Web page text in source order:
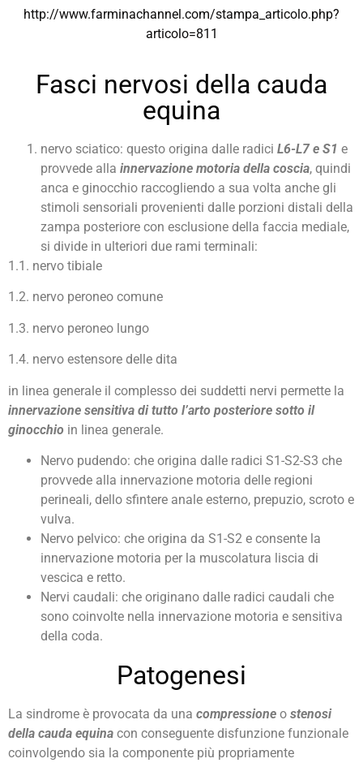
http://www.farminachannel.com/stampa_articolo.php?
articolo=811
Fasci nervosi della cauda
equina
nervo sciatico: questo origina dalle radici L6-L7 e S1 e
provvede alla innervazione motoria della coscia, quindi
anca e ginocchio raccogliendo a sua volta anche gli
stimoli sensoriali provenienti dalle porzioni distali della
zampa posteriore con esclusione della faccia mediale,
si divide in ulteriori due rami terminali:
1.1. nervo tibiale
1.2. nervo peroneo comune
1.3. nervo peroneo lungo
1.4. nervo estensore delle dita
in linea generale il complesso dei suddetti nervi permette la
innervazione sensitiva di tutto l’arto posteriore sotto il
ginocchio in linea generale.
Nervo pudendo: che origina dalle radici S1-S2-S3 che
provvede alla innervazione motoria delle regioni
perineali, dello sfintere anale esterno, prepuzio, scroto e
vulva.
Nervo pelvico: che origina da S1-S2 e consente la
innervazione motoria per la muscolatura liscia di
vescica e retto.
Nervi caudali: che originano dalle radici caudali che
sono coinvolte nella innervazione motoria e sensitiva
della coda.
Patogenesi
La sindrome è provocata da una compressione o stenosi
della cauda equina con conseguente disfunzione funzionale
coinvolgendo sia la componente più propriamente